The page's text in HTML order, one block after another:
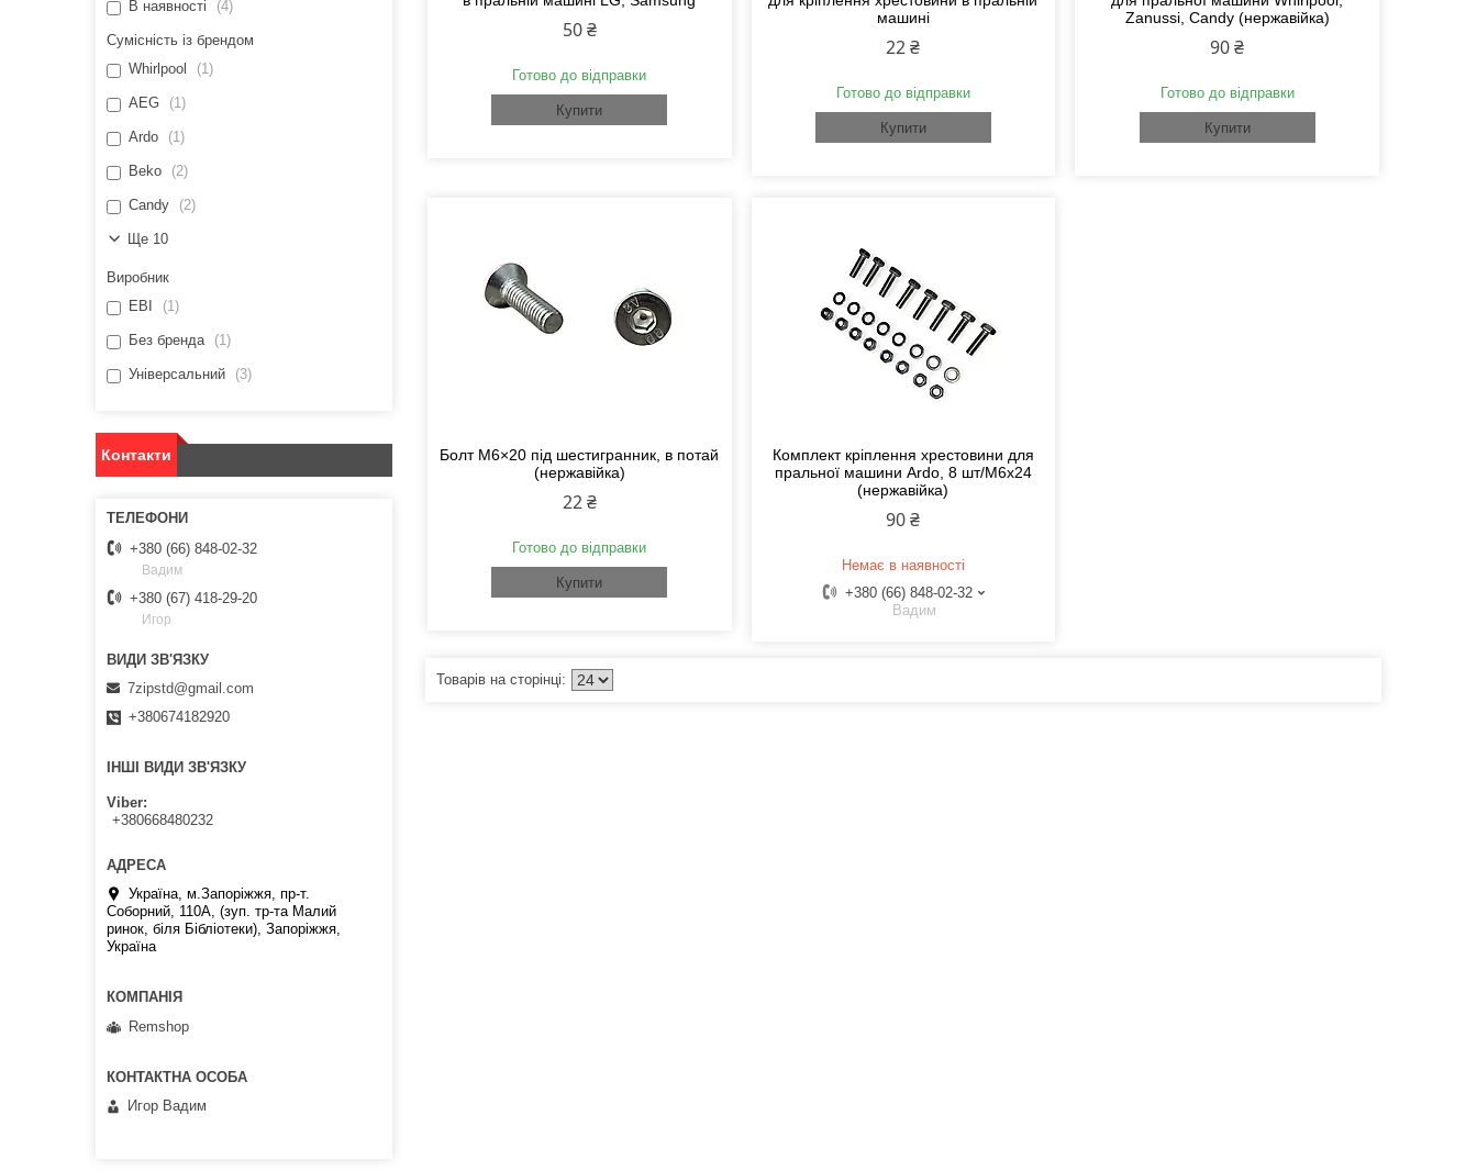
50 ₴
Готово до відправки
Купити
машині
22 ₴
Готово до відправки
Купити
Zanussi, Candy (нержавійка)
90 ₴
Готово до відправки
Купити
Болт M6×20 під шестигранник, в потай
(нержавійка)
22 ₴
Готово до відправки
Купити
Комплект кріплення хрестовини для
пральної машини Ardo, 8 шт/M6x24
(нержавійка)
90 ₴
Немає в наявності
+380 (66) 848-02-32
Вадим
В наявності
4
Сумісність із брендом
Whirlpool
1
AEG 1
Ardo 1
Beko 2
Candy 2
Ще 10
Виробник
EBI
1
Без бренда 1
Універсальний 3
Контакти
+380 (66) 848-02-32
Вадим
+380 (67) 418-29-20
Игор
7zipstd@gmail.com
+380674182920
ІНШІ ВИДИ ЗВ'ЯЗКУ
Viber
+380668480232
Україна, м.Запоріжжя, пр-т.
Соборний, 110А, (зуп. тр-та Малий
ринок, біля Бібліотеки), Запоріжжя,
Україна
Remshop
Игор Вадим